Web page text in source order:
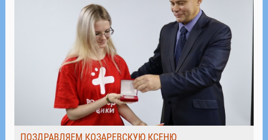
ПОЗДРАВЛЯЕМ КОЗАРЕВСКУЮ КСЕНЮ